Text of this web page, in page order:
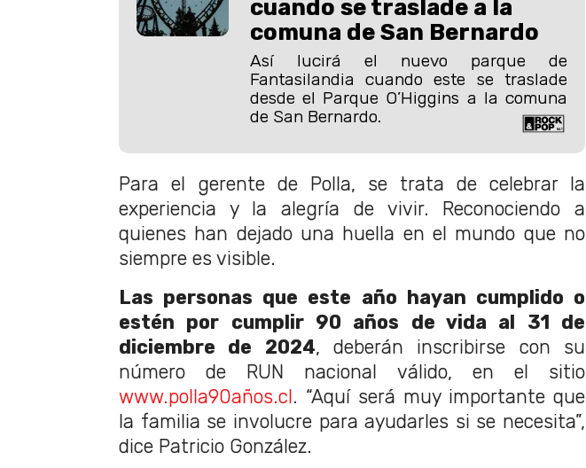
cuando se traslade a la
comuna de San Bernardo
Así lucirá el nuevo parque de
Fantasilandia cuando este se traslade
desde el Parque O’Higgins a la comuna
de San Bernardo.
Para el gerente de Polla, se trata de celebrar la
experiencia y la alegría de vivir. Reconociendo a
quienes han dejado una huella en el mundo que no
siempre es visible.
Las personas que este año hayan cumplido o
estén por cumplir 90 años de vida al 31 de
diciembre de 2024, deberán inscribirse con su
número de RUN nacional válido, en el sitio
www.polla90años.cl . “Aquí será muy importante que
la familia se involucre para ayudarles si se necesita”,
dice Patricio González.